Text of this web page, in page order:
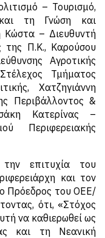
– Τουρισμό,
τη Γνώση και
– Διευθυντή
της Π.Κ., Καρούσου
Αγροτικής
Τμήματος
Χατζηγιάννη
Περιβάλλοντος &
Κατερίνας –
Περιφερειακής
επιτυχία του
και τον
ο Πρόεδρος του ΟΕΕ/
ότι, «Στόχος
να καθιερωθεί ως
και τη Νεανική